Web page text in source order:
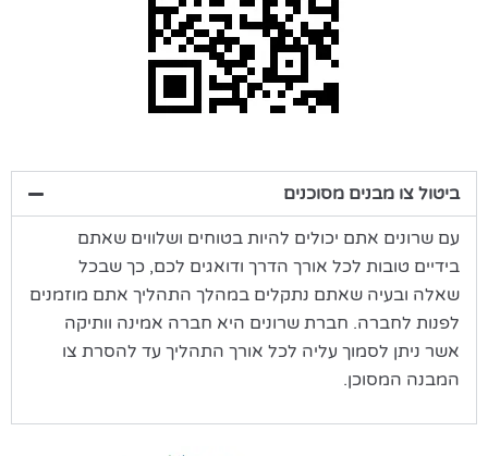
ביטול צו מבנים מסוכנים
עם שרונים אתם יכולים להיות בטוחים ושלווים שאתם
בידיים טובות לכל אורך הדרך ודואגים לכם, כך שבכל
שאלה ובעיה שאתם נתקלים במהלך התהליך אתם מוזמנים
לפנות לחברה. חברת שרונים היא חברה אמינה וותיקה
אשר ניתן לסמוך עליה לכל אורך התהליך עד להסרת צו
המבנה המסוכן.